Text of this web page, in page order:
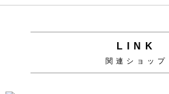
LINK
関連ショップ